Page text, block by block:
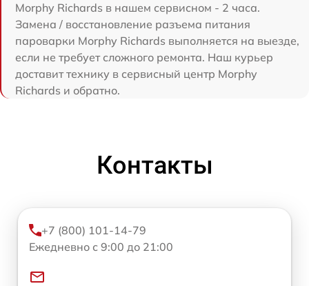
Morphy Richards в нашем сервисном - 2 часа.
Замена / восстановление разъема питания
пароварки Morphy Richards выполняется на выезде,
если не требует сложного ремонта. Наш курьер
доставит технику в сервисный центр Morphy
Richards и обратно.
Контакты
+7 (800) 101-14-79
Ежедневно с 9:00 до 21:00